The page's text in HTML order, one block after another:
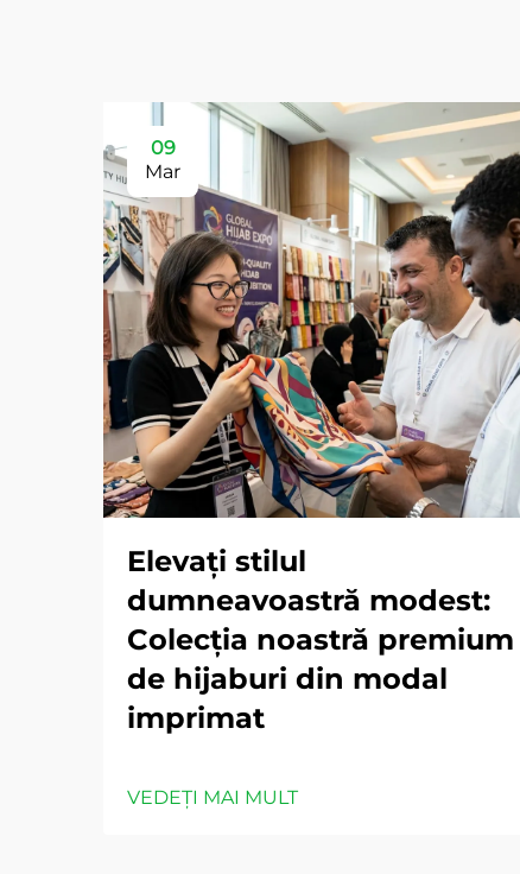
09
Mar
Elevați stilul
dumneavoastră modest:
Colecția noastră premium
de hijaburi din modal
imprimat
VEDEȚI MAI MULT